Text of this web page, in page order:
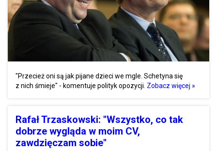
"Przecież oni są jak pijane dzieci we mgle. Schetyna się
z nich śmieje" - komentuje polityk opozycji. Zobacz więcej »
Rafał Trzaskowski: "Wszystko, co tak
dobrze wygląda w moim CV,
zawdzięczam sobie"